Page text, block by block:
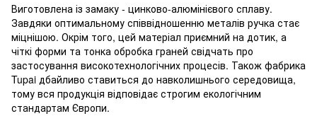
Виготовлена із замаку - цинково-алюмінієвого сплаву.
Завдяки оптимальному співвідношенню металів ручка стає
міцнішою. Окрім того, цей матеріал приємний на дотик, а
чіткі форми та тонка обробка граней свідчать про
застосування високотехнологічних процесів. Також фабрика
Tupai дбайливо ставиться до навколишнього середовища,
тому вся продукція відповідає строгим екологічним
стандартам Європи.